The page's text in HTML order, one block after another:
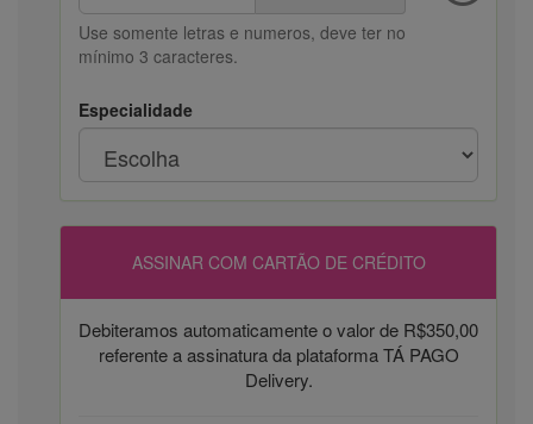
Use somente letras e numeros, deve ter no
mínimo 3 caracteres.
Especialidade
ASSINAR COM CARTÃO DE CRÉDITO
Debiteramos automaticamente o valor de R$350,00
referente a assinatura da plataforma TÁ PAGO
Delivery.